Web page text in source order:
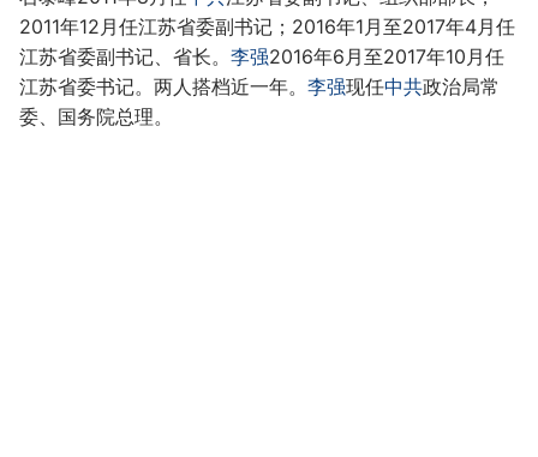
2011年12月任江苏省委副书记；2016年1月至2017年4月任
江苏省委副书记、省长。 李强2016年6月至2017年10月任
江苏省委书记。两人搭档近一年。 李强现任中共政治局常
委、国务院总理。